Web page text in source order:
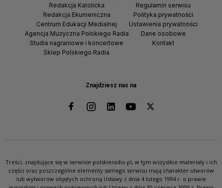
Znajdziesz nas na
Redakcja Katolicka
Redakcja Ekumeniczna
Centrum Edukacji Medialnej
Agencja Muzyczna Polskiego Radia
Studia nagraniowe i koncertowe
Sklep Polskiego Radia
Regulamin serwisu
Polityka prywatności
Ustawienia prywatności
Dane osobowe
Kontakt
Treści, znajdujące się w serwisie polskieradio.pl, w tym wszystkie materiały i ich
części oraz poszczególne elementy samego serwisu mają charakter utworów
lub wytworów objętych ochroną Ustawy z dnia 4 lutego 1994 r. o prawie